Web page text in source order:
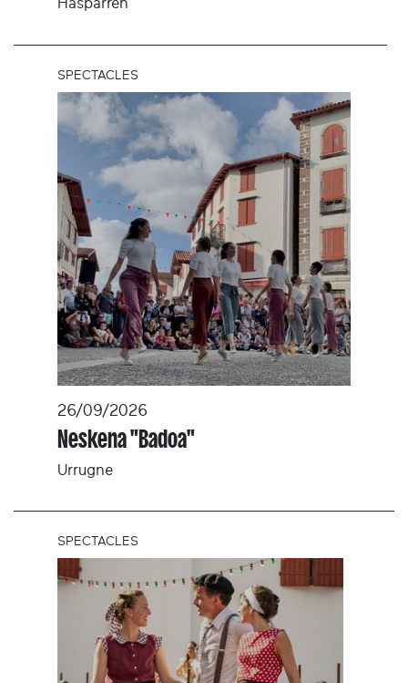
Hasparren
SPECTACLES
26/09/2026
Neskena "Badoa"
Urrugne
SPECTACLES